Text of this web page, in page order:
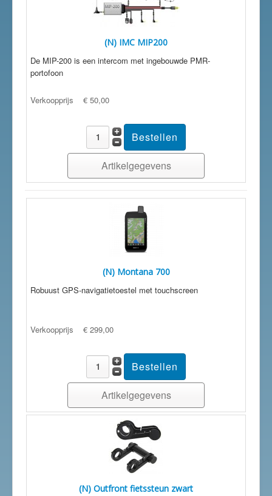
(N) IMC MIP200
De MIP-200 is een intercom met ingebouwde PMR-
portofoon
Verkoopprijs € 50,00
Artikelgegevens
(N) Montana 700
Robuust GPS-navigatietoestel met touchscreen
Verkoopprijs € 299,00
Artikelgegevens
(N) Outfront fietssteun zwart